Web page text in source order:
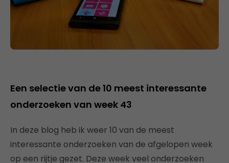
Een selectie van de 10 meest interessante
onderzoeken van week 43
In deze blog heb ik weer 10 van de meest
interessante onderzoeken van de afgelopen week
op een rijtje gezet. Deze week veel onderzoeken